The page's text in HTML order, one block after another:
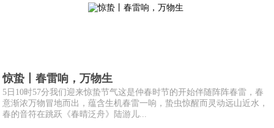
惊蛰丨春雷响，万物生
5日10时57分我们迎来惊蛰节气这是仲春时节的开始伴随阵阵春雷，春
意渐浓万物冒地而出，蕴含生机春雷一响，蛰虫惊醒而灵动远山近水，
春的音符在跳跃《春晴泛舟》陆游儿...